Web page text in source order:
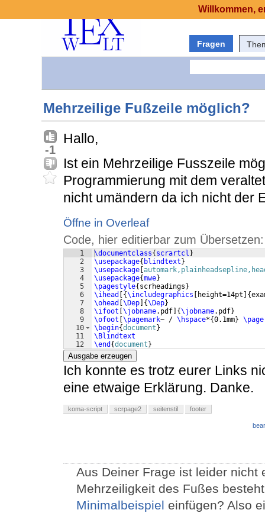
Fragen
Mehrzeilige Fußzeile möglich?
-1
Hallo,
Ist ein Mehrzeilige Fusszeile
Programmierung mit dem
nicht umändern da ich nicht der
Öffne in Overleaf
Code, hier editierbar zum Übersetzen:
1
2
3
4
5
6
7
8
9
10
11
12
\documentclass{ scrartcl }
\usepackage{ blindtext }
\usepackage
\usepackage{mwe}
\pagestyle{ scrheadings }
\ihead
[{\includegraphics height=14pt {
\ohead
\Dep {\Dep}
\ifoot \jobname.pdf {\jobname.pdf}
\ofoot \pagemark~ / \hspace*{0.1mm}
\begin{document }
\Blindtext
\end {document }
Ausgabe erzeugen
Ich konnte es trotz eurer Links
eine etwaige Erklärung. Danke.
koma-script scrpage2 seitenstil footer
Aus Deiner Frage ist leider nicht
Mehrzeiligkeit des Fußes
Minimalbeispiel einfügen? Also
Willkommen,